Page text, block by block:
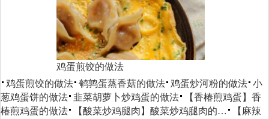
鸡蛋煎饺的做法
鸡蛋煎饺的做法 鹌鹑蛋蒸香菇的做法 鸡蛋炒河粉的做法 小
葱鸡蛋饼的做法 韭菜胡萝卜炒鸡蛋的做法
【香椿煎鸡蛋】香
椿煎鸡蛋的做法
【酸菜炒鸡腿肉】酸菜炒鸡腿肉的…
【麻辣